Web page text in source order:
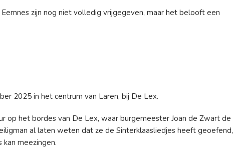
zijn nog niet volledig vrijgegeven, maar het belooft een
2025 in het centrum van Laren, bij De Lex.
op het bordes van De Lex, waar burgemeester Joan de Zwart de
al laten weten dat ze de Sinterklaasliedjes heeft geoefend,
meezingen.